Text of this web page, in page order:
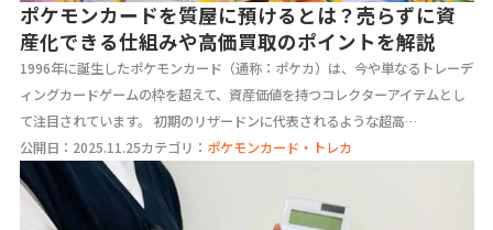
ポケモンカードを質屋に預けるとは？売らずに資
産化できる仕組みや高価買取のポイントを解説
1996年に誕生したポケモンカード（通称：ポケカ）は、今や単なるトレーデ
ィングカードゲームの枠を超えて、資産価値を持つコレクターアイテムとし
て注目されています。 初期のリザードンに代表されるような超高…
公開日：2025.11.25カテゴリ： ポケモンカード・トレカ